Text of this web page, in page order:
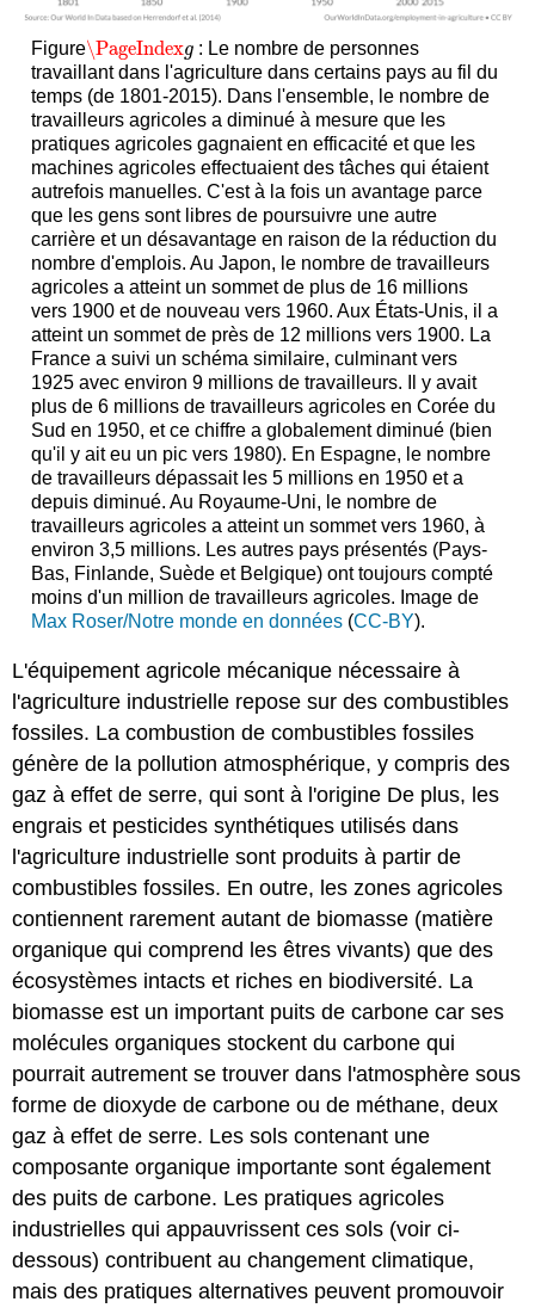
Figure\PageIndexg
\PageIndexg : Le nombre de personnes
travaillant dans l'agriculture dans certains pays au fil du
temps (de 1801-2015). Dans l'ensemble, le nombre de
travailleurs agricoles a diminué à mesure que les
pratiques agricoles gagnaient en efficacité et que les
machines agricoles effectuaient des tâches qui étaient
autrefois manuelles. C'est à la fois un avantage parce
que les gens sont libres de poursuivre une autre
carrière et un désavantage en raison de la réduction du
nombre d'emplois. Au Japon, le nombre de travailleurs
agricoles a atteint un sommet de plus de 16 millions
vers 1900 et de nouveau vers 1960. Aux États-Unis, il a
atteint un sommet de près de 12 millions vers 1900. La
France a suivi un schéma similaire, culminant vers
1925 avec environ 9 millions de travailleurs. Il y avait
plus de 6 millions de travailleurs agricoles en Corée du
Sud en 1950, et ce chiffre a globalement diminué (bien
qu'il y ait eu un pic vers 1980). En Espagne, le nombre
de travailleurs dépassait les 5 millions en 1950 et a
depuis diminué. Au Royaume-Uni, le nombre de
travailleurs agricoles a atteint un sommet vers 1960, à
environ 3,5 millions. Les autres pays présentés (Pays-
Bas, Finlande, Suède et Belgique) ont toujours compté
moins d'un million de travailleurs agricoles. Image de
Max Roser/Notre monde en données(CC-BY).
L'équipement agricole mécanique nécessaire à
l'agriculture industrielle repose sur des combustibles
fossiles. La combustion de combustibles fossiles
génère de la pollution atmosphérique, y compris des
gaz à effet de serre, qui sont à l'origine De plus, les
engrais et pesticides synthétiques utilisés dans
l'agriculture industrielle sont produits à partir de
combustibles fossiles. En outre, les zones agricoles
contiennent rarement autant de biomasse (matière
organique qui comprend les êtres vivants) que des
écosystèmes intacts et riches en biodiversité. La
biomasse est un important puits de carbone car ses
molécules organiques stockent du carbone qui
pourrait autrement se trouver dans l'atmosphère sous
forme de dioxyde de carbone ou de méthane, deux
gaz à effet de serre. Les sols contenant une
composante organique importante sont également
des puits de carbone. Les pratiques agricoles
industrielles qui appauvrissent ces sols (voir ci-
dessous) contribuent au changement climatique,
mais des pratiques alternatives peuvent promouvoir